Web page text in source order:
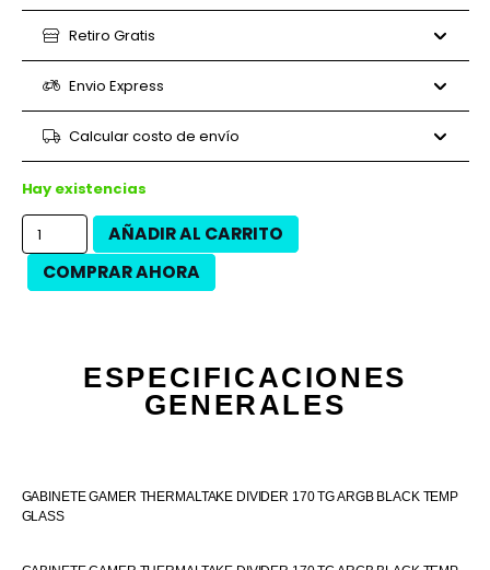
3 cuotas $48.333 $145.000
6 cuotas $24.167 $145.000
12 cuotas $145.000
3 cuotas $125.000
6 cuotas $137.000
9 cuotas
Retiro Gratis
Envio Express
Calcular costo de envío
Hay existencias
AÑADIR AL CARRITO
COMPRAR AHORA
ESPECIFICACIONES
GENERALES
GABINETE GAMER THERMALTAKE DIVIDER 170 TG ARGB BLACK TEMP
GLASS